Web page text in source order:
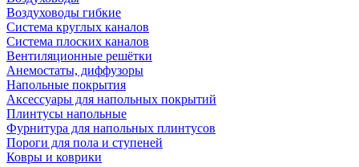
Воздуховоды гибкие
Система круглых каналов
Система плоских каналов
Вентиляционные решётки
Анемостаты, диффузоры
Напольные покрытия
Аксессуары для напольных покрытий
Плинтусы напольные
Фурнитура для напольных плинтусов
Пороги для пола и ступеней
Ковры и коврики